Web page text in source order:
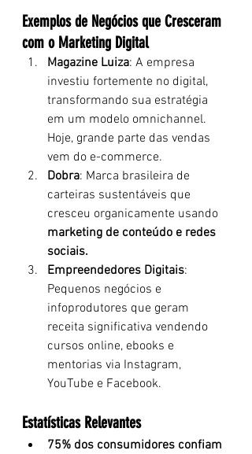
Exemplos de Negócios que Cresceram
com o Marketing Digital
Magazine Luiza: A empresa
investiu fortemente no digital,
transformando sua estratégia
em um modelo omnichannel.
Hoje, grande parte das vendas
vem do e-commerce.
Dobra: Marca brasileira de
carteiras sustentáveis que
cresceu organicamente usando
marketing de conteúdo e redes
sociais.
Empreendedores Digitais:
Pequenos negócios e
infoprodutores que geram
receita significativa vendendo
cursos online, ebooks e
mentorias via Instagram,
YouTube e Facebook.
Estatísticas Relevantes
75% dos consumidores confiam